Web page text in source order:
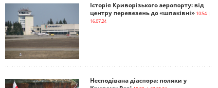
Історія Криворізького аеропорту: від
центру перевезень до «шпаківні» 10:54 |
16.07.24
Несподівана діаспора: поляки у